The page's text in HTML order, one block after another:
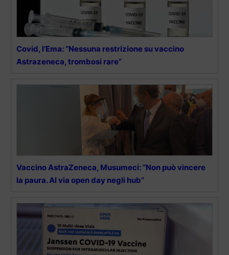
Covid, l’Ema: “Nessuna restrizione su vaccino
Astrazeneca, trombosi rare”
Vaccino AstraZeneca, Musumeci: “Non può vincere
la paura. Al via open day negli hub”